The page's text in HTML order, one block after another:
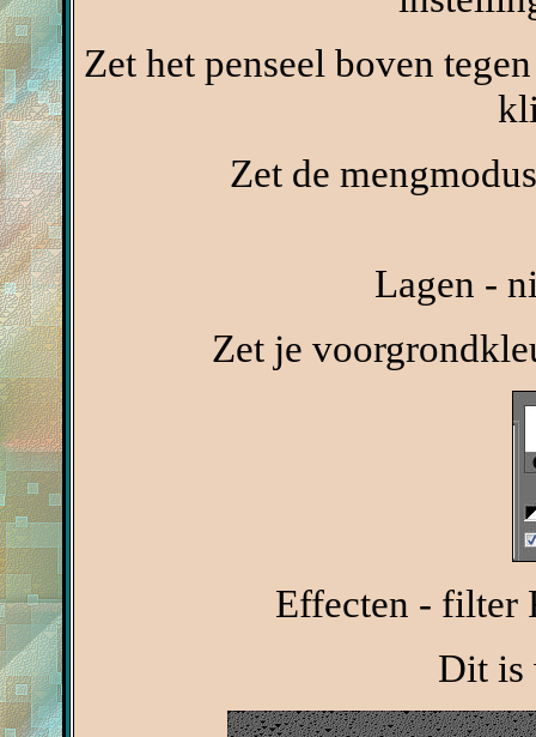
Zet het penseel boven
Zet de
Lagen -
Zet je
Effecten - filter
Dit is